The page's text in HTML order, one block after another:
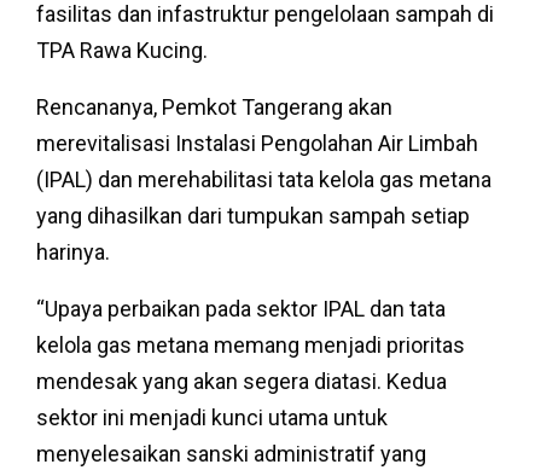
fasilitas dan infastruktur pengelolaan sampah di
TPA Rawa Kucing.
Rencananya, Pemkot Tangerang akan
merevitalisasi Instalasi Pengolahan Air Limbah
(IPAL) dan merehabilitasi tata kelola gas metana
yang dihasilkan dari tumpukan sampah setiap
harinya.
“Upaya perbaikan pada sektor IPAL dan tata
kelola gas metana memang menjadi prioritas
mendesak yang akan segera diatasi. Kedua
sektor ini menjadi kunci utama untuk
menyelesaikan sanski administratif yang